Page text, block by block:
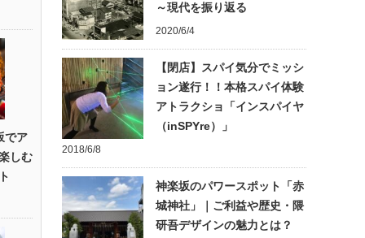
でア
しむ
～現代を振り返る
2020/6/4
【閉店】スパイ気分でミッシ
ョン遂行！！本格スパイ体験
アトラクショ「インスパイヤ
（inSPYre）」
2018/6/8
神楽坂のパワースポット「赤
城神社」｜ご利益や歴史・隈
研吾デザインの魅力とは？